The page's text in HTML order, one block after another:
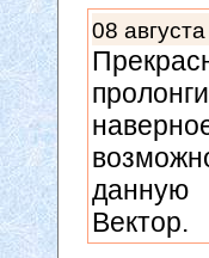
08
данную
Вектор.